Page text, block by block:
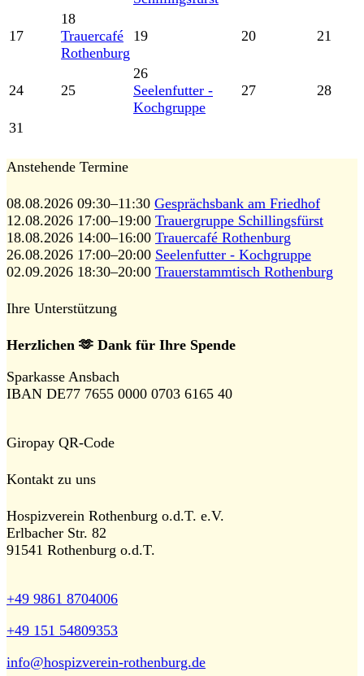
17
18
Trauercafé
Rothenburg
19 20 21
24 25
26
Seelenfutter -
Kochgruppe
27 28
31
Anstehende Termine
08.08.2026 09:30–11:30 Gesprächsbank am Friedhof
12.08.2026 17:00–19:00 Trauergruppe Schillingsfürst
18.08.2026 14:00–16:00 Trauercafé Rothenburg
26.08.2026 17:00–20:00 Seelenfutter - Kochgruppe
02.09.2026 18:30–20:00 Trauerstammtisch Rothenburg
Ihre Unterstützung
Herzlichen 🫶 Dank für Ihre Spende
Sparkasse Ansbach
IBAN DE77 7655 0000 0703 6165 40
Giropay QR-Code
Kontakt zu uns
Hospizverein Rothenburg o.d.T. e.V.
Erlbacher Str. 82
91541 Rothenburg o.d.T.
+49 9861 8704006
+49 151 54809353
info@hospizverein-rothenburg.de